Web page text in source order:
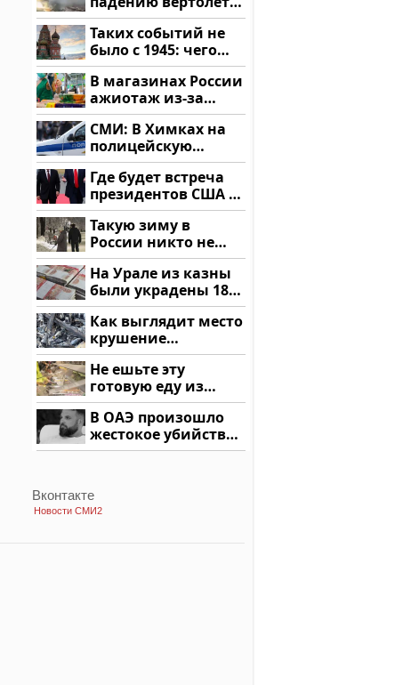
на Кавказе: читать
здесь
Таких событий не
было с 1945: чего
ждать всем нам?
В магазинах России
ажиотаж из-за
этого продукта: что
купить?
СМИ: В Химках на
полицейскую
машину напали и
подожгли.
Где будет встреча
президентов США и
России: Европа?
Такую зиму в
России никто не
ждал: как так?!
На Урале из казны
были украдены 18
миллионов рублей
Как выглядит место
крушение
вертолета на
Кавказе: смотреть
Не ешьте эту
готовую еду из
магазина: список
В ОАЭ произошло
жестокое убийство
криптомиллионера
Вконтакте
Новости СМИ2